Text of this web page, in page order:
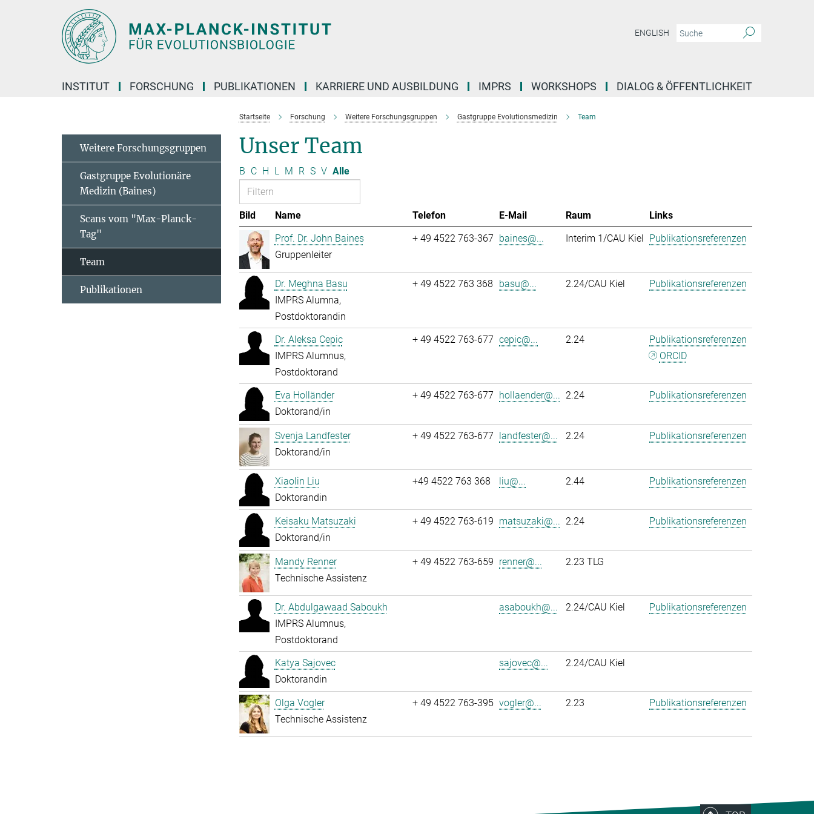
ENGLISH
INSTITUT FORSCHUNG PUBLIKATIONEN KARRIERE UND AUSBILDUNG IMPRS WORKSHOPS DIALOG & ÖFFENTLICHKEIT
Startseite Forschung Weitere Forschungsgruppen Gastgruppe Evolutionsmedizin Team
Unser Team
B C H L M R S V Alle
Bild Name Telefon E-Mail Raum
Links
Prof. Dr. John Baines
Gruppenleiter
+ 49 4522 763-367 baines@... Interim 1/CAU Kiel Publikationsreferenzen
Dr. Meghna Basu
IMPRS Alumna,
Postdoktorandin
+ 49 4522 763 368 basu@... 2.24/CAU Kiel Publikationsreferenzen
Dr. Aleksa Cepic
IMPRS Alumnus,
Postdoktorand
+ 49 4522 763-677 cepic@... 2.24
Publikationsreferenzen
ORCID
Eva Holländer
Doktorand/in
+ 49 4522 763-677 hollaender@... 2.24 Publikationsreferenzen
Svenja Landfester
Doktorand/in
+ 49 4522 763-677 landfester@... 2.24 Publikationsreferenzen
Xiaolin Liu
Doktorandin
+49 4522 763 368 liu@... 2.44 Publikationsreferenzen
Keisaku Matsuzaki
Doktorand/in
+ 49 4522 763-619 matsuzaki@... 2.24 Publikationsreferenzen
Mandy Renner
Technische Assistenz
+ 49 4522 763-659 renner@... 2.23 TLG
Dr. Abdulgawaad Saboukh
IMPRS Alumnus,
Postdoktorand
asaboukh@... 2.24/CAU Kiel Publikationsreferenzen
Katya Sajovec
Doktorandin
sajovec@... 2.24/CAU Kiel
Olga Vogler
Technische Assistenz
+ 49 4522 763-395 vogler@... 2.23 Publikationsreferenzen
Weitere Forschungsgruppen
Gastgruppe Evolutionäre
Medizin (Baines)
Scans vom "Max-Planck-
Tag"
Team
Publikationen